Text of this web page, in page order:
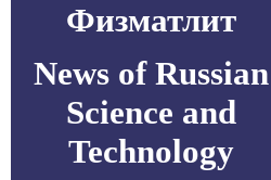
Физматлит
News of Russian
Science and
Technology